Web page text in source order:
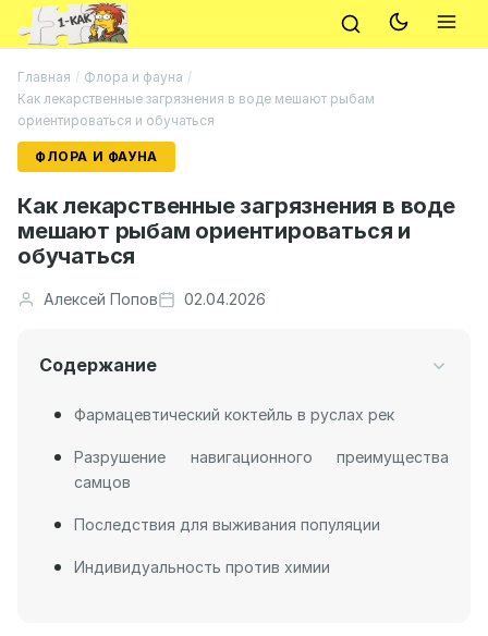
Главная / Флора и фауна /
Как лекарственные загрязнения в воде мешают рыбам
ориентироваться и обучаться
ФЛОРА И ФАУНА
Как лекарственные загрязнения в воде
мешают рыбам ориентироваться и
обучаться
Алексей Попов 02.04.2026
Содержание
Фармацевтический коктейль в руслах рек
Разрушение навигационного преимущества
самцов
Последствия для выживания популяции
Индивидуальность против химии